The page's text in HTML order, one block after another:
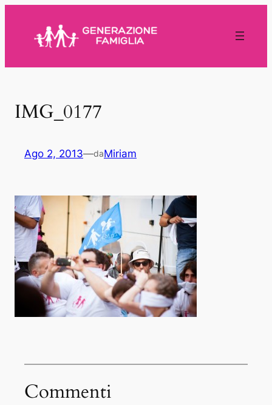
contenuto
IMG_0177
Ago 2, 2013—daMiriam
Commenti